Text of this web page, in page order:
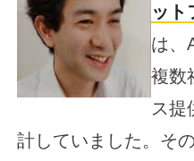
ット
は、
複数
ス提
計していました。そ